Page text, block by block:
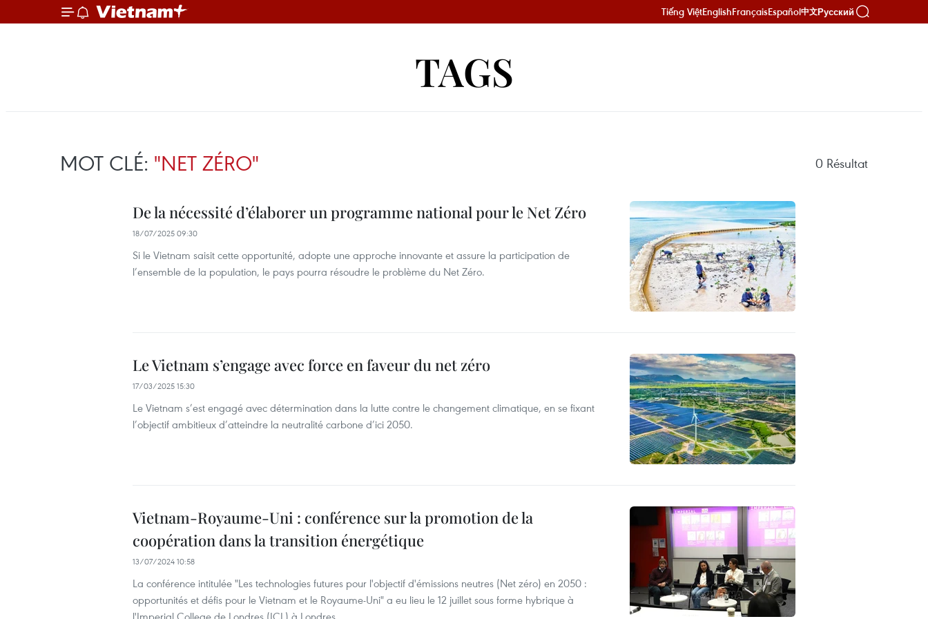
Tiếng ViệtEnglishFrançaisEspañol中文Русский
TAGS
MOT CLÉ: "NET ZÉRO" 0 Résultat
De la nécessité d’élaborer un programme national pour le Net Zéro
18/07/2025 09:30
Si le Vietnam saisit cette opportunité, adopte une approche innovante et assure la participation de
l’ensemble de la population, le pays pourra résoudre le problème du Net Zéro.
Le Vietnam s’engage avec force en faveur du net zéro
17/03/2025 15:30
Le Vietnam s’est engagé avec détermination dans la lutte contre le changement climatique, en se fixant
l’objectif ambitieux d’atteindre la neutralité carbone d’ici 2050.
Vietnam-Royaume-Uni : conférence sur la promotion de la
coopération dans la transition énergétique
13/07/2024 10:58
La conférence intitulée "Les technologies futures pour l'objectif d'émissions neutres (Net zéro) en 2050 :
opportunités et défis pour le Vietnam et le Royaume-Uni" a eu lieu le 12 juillet sous forme hybrique à
l'Imperial College de Londres (ICL) à Londres.